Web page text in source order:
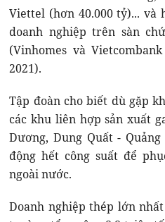
Viettel (hơn 40.000 tỷ)... và
doanh nghiệp trên sàn
(Vinhomes và
2021).
Tập đoàn cho biết dù gặp
các khu liên hợp sản xuất
Dương, Dung Quất -
động hết công suất để
ngoài nước.
Doanh nghiệp thép lớn